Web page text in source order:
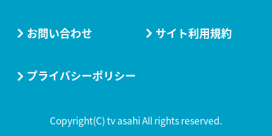
お問い合わせ サイト利用規約
プライバシーポリシー
Copyright(C) tv asahi All rights reserved.